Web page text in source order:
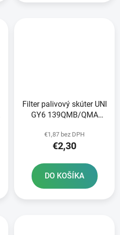
Filter palivový skúter UNI
GY6 139QMB/QMA
152/157QMI
€1,87 bez DPH
€2,30
DO KOŠÍKA